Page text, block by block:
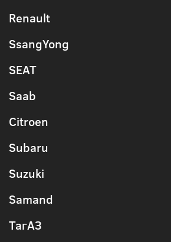
Renault
SsangYong
SEAT
Saab
Citroen
Subaru
Suzuki
Samand
ТагАЗ